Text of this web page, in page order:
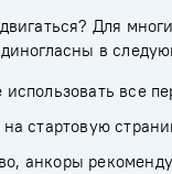
Для
в
все
стартовую
анкоры